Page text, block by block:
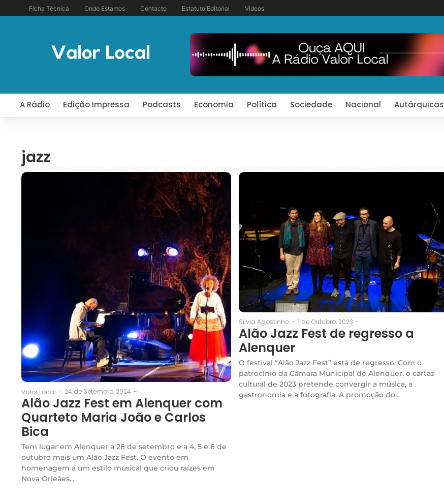
Ficha Técnica Onde Estamos Contacto Estatuto Editorial Vídeos
A Rádio Edição Impressa Podcasts Economia Política Sociedade Nacional Autárquicas
jazz
Valor Local - 24 de Setembro, 2024 -
Alão Jazz Fest em Alenquer com
Quarteto Maria João e Carlos
Bica
Tem lugar em Alenquer a 28 de setembro e a 4, 5 e 6 de
outubro mais um Alão Jazz Fest. O evento em
homenagem a um estilo musical que criou raízes em
Nova Orleães...
Silvia Agostinho - 1 de Outubro, 2023 -
Alão Jazz Fest de regresso a
Alenquer
O festival “Alão Jazz Fest” está de regresso. Com o
patrocínio da Câmara Municipal de Alenquer, o cartaz
cultural de 2023 pretende convergir a música, a
gastronomia e a fotografia. A promoção do...